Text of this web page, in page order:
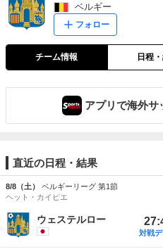
ベルギー
フォロー
チーム情報 日程
アプリで海外サ
直近の日程・結果
8/8（土）
ベルギーリーグ 第1節
ヘット・カイピエ
ウェステルロー
対戦